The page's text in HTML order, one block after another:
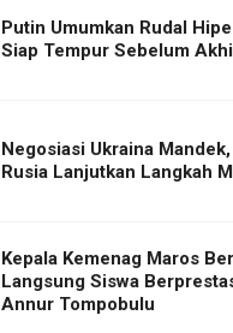
Putin Umumkan Rudal
Siap Tempur Sebelum
Negosiasi Ukraina
Rusia Lanjutkan Langkah
Kepala Kemenag Maros
Langsung Siswa
Annur Tompobulu